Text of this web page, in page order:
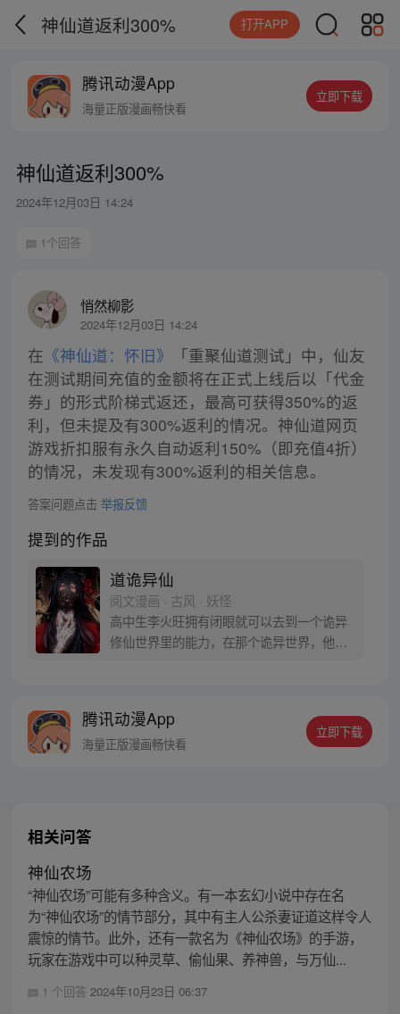
神仙道返利300% 打开APP
腾讯动漫App
海量正版漫画畅快看
立即下载
神仙道返利300%
2024年12月03日 14:24
1个回答
悄然柳影
2024年12月03日 14:24
在 《神仙道：怀旧》
「重聚仙道测试」中，仙友
在测试期间充值的金额将在正式上线后以「代金
券」的形式阶梯式返还，最高可获得350%的返
利，但未提及有300%返利的情况。神仙道网页
游戏折扣服有永久自动返利150%（即充值4折）
的情况，未发现有300%返利的相关信息。
答案问题点击 举报反馈
提到的作品
道诡异仙
阅文漫画 · 古风 · 妖怪
高中生李火旺拥有闭眼就可以去到一个诡异
修仙世界里的能力，在那个诡异世界，他被
诉他，诡异修仙世界不过是他的幻觉。现在
真真假假，假假真真，李火旺崩溃的哭喊
腾讯动漫App
海量正版漫画畅快看
立即下载
相关问答
神仙农场
“神仙农场”可能有多种含义。有一本玄幻小说中存在名
为“神仙农场”的情节部分，其中有主人公杀妻证道这样令人
震惊的情节。此外，还有一款名为《神仙农场》的手游，
玩家在游戏中可以种灵草、偷仙果、养神兽，与万仙...
1 个回答 2024年10月23日 06:37